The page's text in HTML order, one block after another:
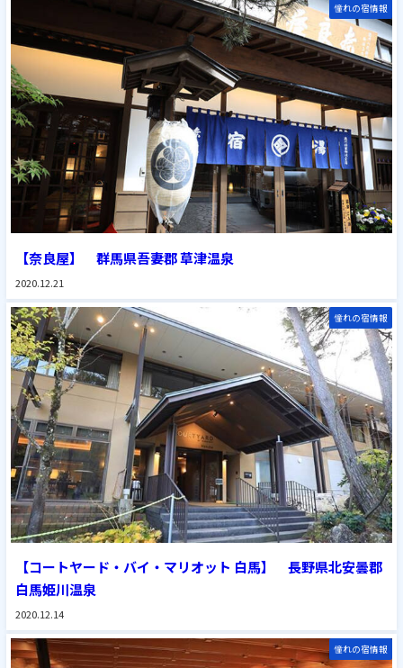
憧れの宿情報
【奈良屋】 群馬県吾妻郡 草津温泉
2020.12.21
憧れの宿情報
【コートヤード・バイ・マリオット 白馬】 長野県北安曇郡
白馬姫川温泉
2020.12.14
憧れの宿情報